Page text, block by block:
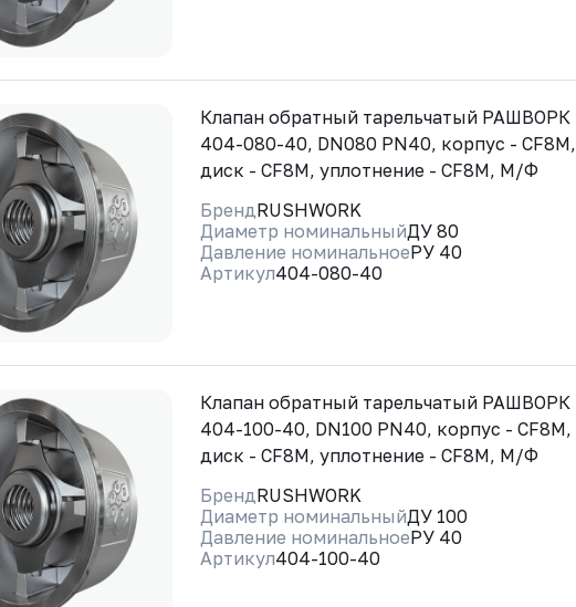
Клапан обратный тарельчатый РАШВОРК
404-080-40, DN080 PN40, корпус - CF8M,
диск - CF8M, уплотнение - CF8M, М/Ф
БрендRUSHWORK
Диаметр номинальныйДУ 80
Давление номинальноеРУ 40
Артикул404-080-40
Клапан обратный тарельчатый РАШВОРК
404-100-40, DN100 PN40, корпус - CF8M,
диск - CF8M, уплотнение - CF8M, М/Ф
БрендRUSHWORK
Диаметр номинальныйДУ 100
Давление номинальноеРУ 40
Артикул404-100-40